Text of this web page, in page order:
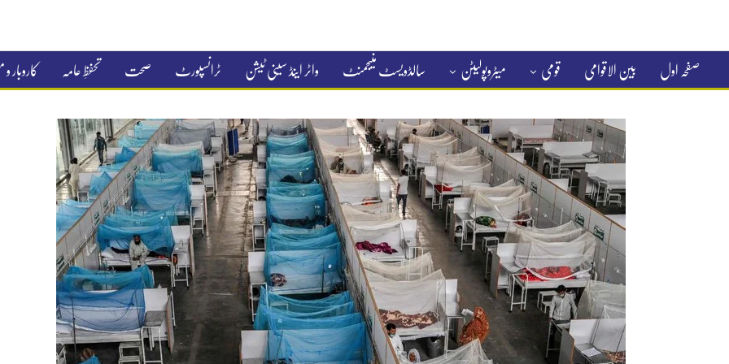
صفحہ اول بین الاقوامی قومی میٹروپولیٹن سالڈویسٹ منیجمنٹ واٹر اینڈ سینی ٹیشن ٹرانسپورٹ صحت تحفظِ عامہ کاروبار